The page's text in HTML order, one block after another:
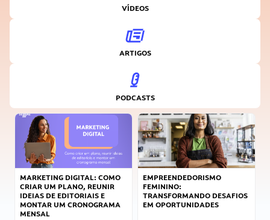
VÍDEOS
ARTIGOS
PODCASTS
MARKETING DIGITAL: COMO
CRIAR UM PLANO, REUNIR
IDEIAS DE EDITORIAIS E
MONTAR UM CRONOGRAMA
MENSAL
EMPREENDEDORISMO
FEMININO:
TRANSFORMANDO DESAFIOS
EM OPORTUNIDADES